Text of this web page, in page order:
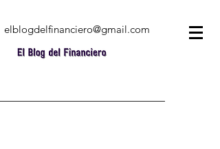
elblogdelfinanciero@gmail.com